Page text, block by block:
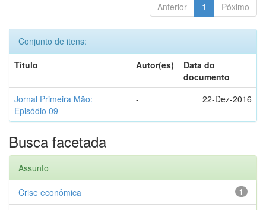
Anterior 1 Póximo
Conjunto de itens:
Título
Autor(es)
Data do
documento
Jornal Primeira Mão:
Episódio 09
- 22-Dez-2016
Busca facetada
Assunto
1
Crise econômica